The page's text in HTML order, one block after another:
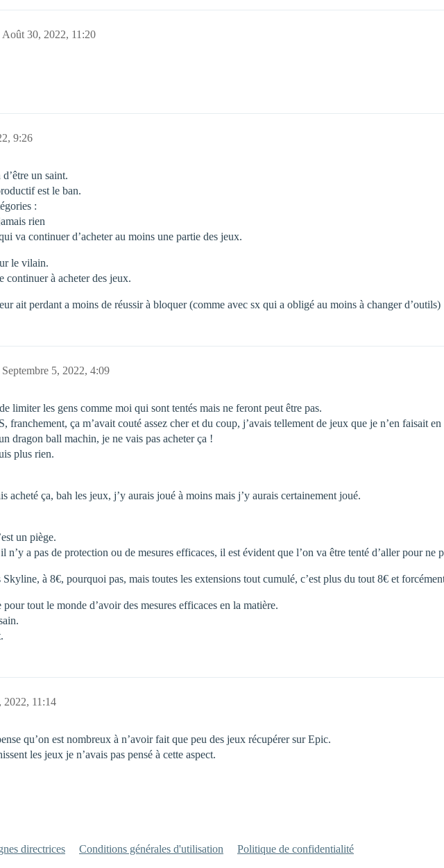
Août 30, 2022, 11:20
9:26
un saint.
est le ban.
:
rien
va continuer d’acheter au moins une partie des jeux.
le vilain.
continuer à acheter des jeux.
ait perdant a moins de réussir à bloquer (comme avec sx qui a obligé au moins à changer d’outils)
Septembre 5, 2022, 4:09
limiter les gens comme moi qui sont tentés mais ne feront peut être pas.
franchement, ça m’avait couté assez cher et du coup, j’avais tellement de jeux que je n’en faisait
dragon ball machin, je ne vais pas acheter ça !
plus rien.
acheté ça, bah les jeux, j’y aurais joué à moins mais j’y aurais certainement joué.
un piège.
n’y a pas de protection ou de mesures efficaces, il est évident que l’on va être tenté d’aller pour ne
à 8€, pourquoi pas, mais toutes les extensions tout cumulé, c’est plus du tout 8€ et
pour tout le monde d’avoir des mesures efficaces en la matière.
2022, 11:14
qu’on est nombreux à n’avoir fait que peu des jeux récupérer sur Epic.
les jeux je n’avais pas pensé à cette aspect.
directrices Conditions générales d'utilisation Politique de confidentialité